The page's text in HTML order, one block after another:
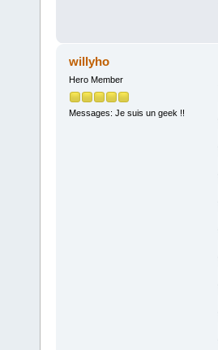
willyho
Hero Member
Messages: Je suis un geek !!